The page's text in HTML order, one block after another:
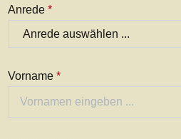
Anrede *
Vorname *